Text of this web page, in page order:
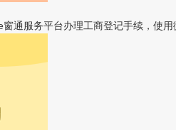
通服务平台办理工商登记手续，使